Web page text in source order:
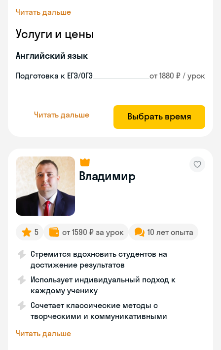
Читать дальше
Услуги и цены
Английский язык
Подготовка к ЕГЭ/ОГЭ от 1880 ₽ / урок
Читать дальше Выбрать время
Владимир
5 от 1590 ₽ за урок 10 лет опыта
Стремится вдохновить студентов на
достижение результатов
Использует индивидуальный подход к
каждому ученику
Сочетает классические методы с
творческими и коммуникативными
Читать дальше